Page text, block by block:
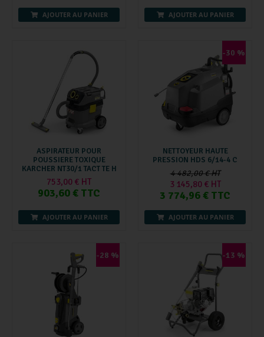
AJOUTER AU PANIER AJOUTER AU PANIER
ASPIRATEUR POUR
POUSSIERE TOXIQUE
KARCHER NT30/1 TACT TE H
753,00 € HT
903,60 € TTC
AJOUTER AU PANIER
-30 %
NETTOYEUR HAUTE
PRESSION HDS 6/14-4 C
4 482,00 € HT
3 145,80 € HT
3 774,96 € TTC
AJOUTER AU PANIER
-28 % -13 %